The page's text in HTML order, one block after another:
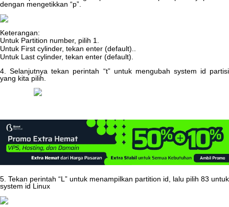
dengan mengetikkan “p”.
Keterangan:
Untuk Partition number, pilih 1
Untuk First cylinder, tekan enter (default)
Untuk Last cylinder, tekan enter (default)
4
Selanjutnya tekan perintah “t” untuk mengubah system id partisi
yang kita pilih
5. Tekan perintah “L” untuk menampilkan partition id, lalu pilih 83 untuk
system id Linux